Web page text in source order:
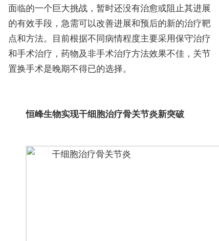
面临的一个巨大挑战，暂时还没有治愈或阻止其进展
的有效手段，急需可以改善进展和预后的新的治疗靶
点和方法。目前根据不同病情程度主要采用保守治疗
和手术治疗，药物及非手术治疗方法效果不佳，关节
置换手术是晚期不得已的选择。
恒峰生物实现干细胞治疗骨关节炎新突破